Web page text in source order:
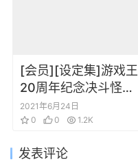
[会员][设定集]游戏王
20周年纪念决斗怪兽
卡片设定1-6+DT 卡
片图鉴插画集
2021年6月24日
0
0 1.2K
发表评论